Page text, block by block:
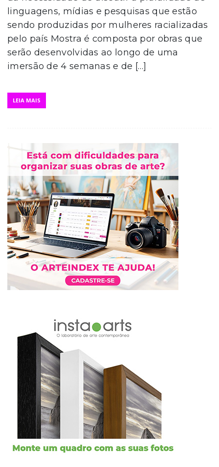
linguagens, mídias e pesquisas que estão
sendo produzidas por mulheres racializadas
pelo país Mostra é composta por obras que
serão desenvolvidas ao longo de uma
imersão de 4 semanas e de […]
LEIA MAIS